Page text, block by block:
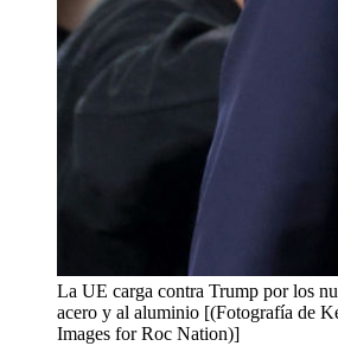
La UE carga contra Trump por los
acero y al aluminio [(Fotografía de
Images for Roc Nation)]